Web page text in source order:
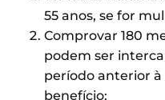
55 anos, se for
Comprovar 180
podem ser
período anterior
benefício;